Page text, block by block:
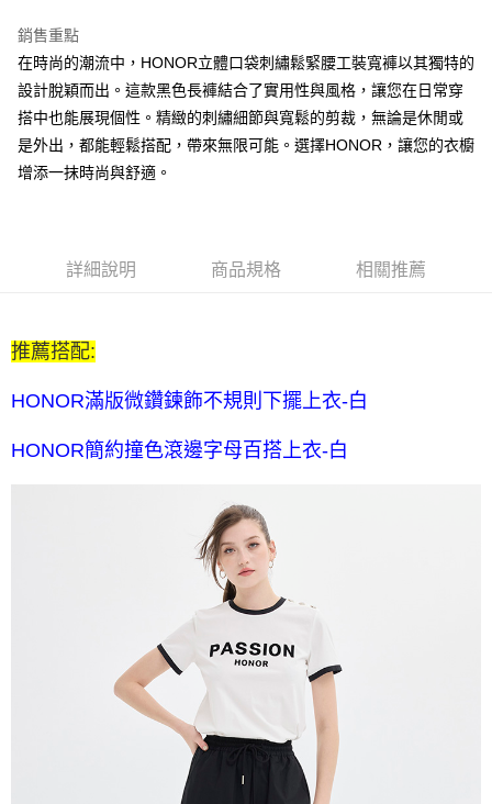
運送方式
全家取貨付款 -訂單滿 $2000 元即享免運服務，未滿則另收
$80 元物流費用。
每筆NT$80，滿NT$2,000(含以上)免運費
每筆NT$80，滿NT$2,000(含以上)免運費
7-11付款後取貨-訂單滿 $2000 元即享免運服務-未滿則另收
每筆NT$80，滿NT$2,000(含以上)免運費
每筆NT$120，滿NT$2,000(含以上)免運費
銷售重點
在時尚的潮流中，HONOR立體口袋刺繡鬆緊腰工裝寬褲以其獨特的
設計脫穎而出。這款黑色長褲結合了實用性與風格，讓您在日常穿
搭中也能展現個性。精緻的刺繡細節與寬鬆的剪裁，無論是休閒或
是外出，都能輕鬆搭配，帶來無限可能。選擇HONOR，讓您的衣櫥
增添一抹時尚與舒適。
詳細說明 商品規格 相關推薦
推薦搭配:
HONOR滿版微鑽鍊飾不規則下擺上衣-白
HONOR簡約撞色滾邊字母百搭上衣-白